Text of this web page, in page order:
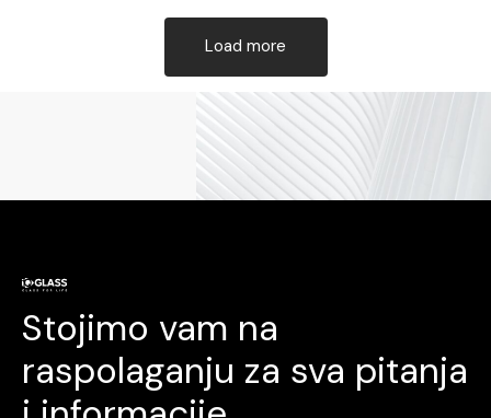
Load more
Stojimo vam na
raspolaganju za sva pitanja